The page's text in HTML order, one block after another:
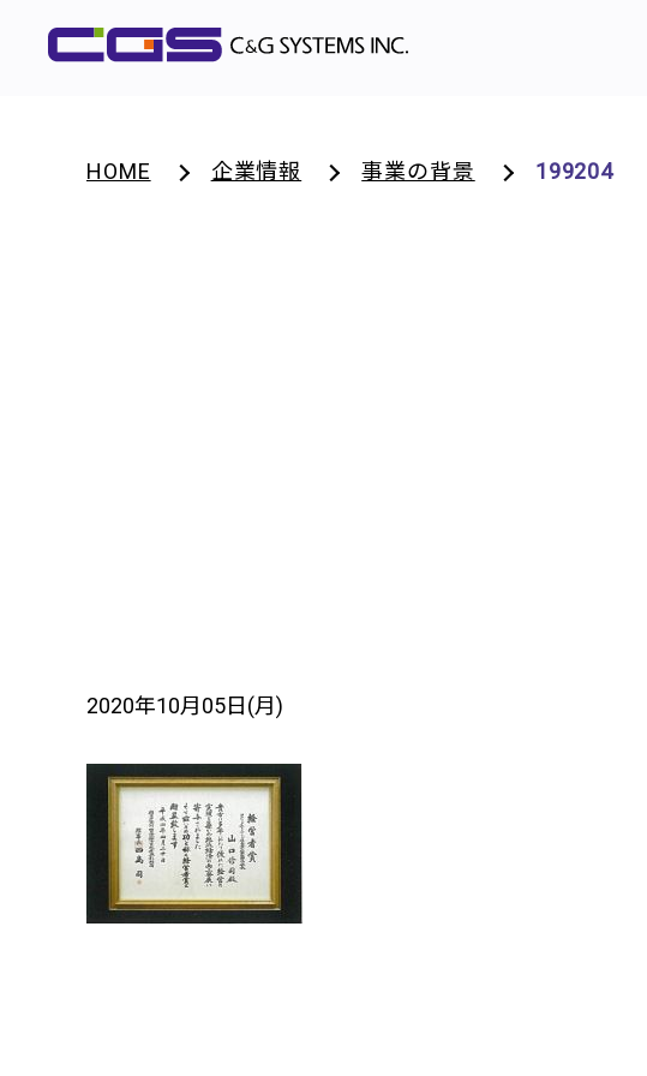
HOME 企業情報 事業の背景 199204
2020年10月05日(月)